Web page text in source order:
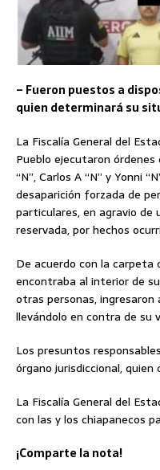
– Fueron puestos a
quien determinará su
La Fiscalía General del
Pueblo ejecutaron
“N”, Carlos A “N” y Yonni
desaparición forzada de
particulares, en agravio de
reservada, por hechos
De acuerdo con la carpeta
encontraba al interior de
otras personas,
llevándolo en contra de su
Los presuntos
órgano jurisdiccional,
La Fiscalía General del
con las y los chiapanecos
¡Comparte la nota!